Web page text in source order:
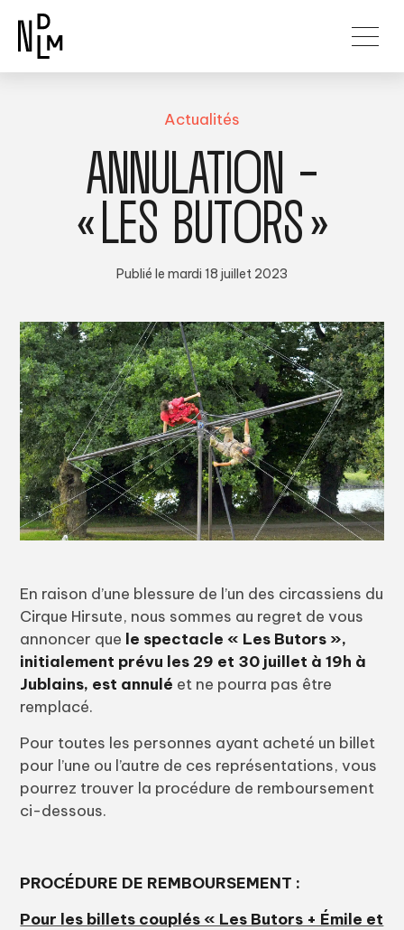
Actualités
ANNULATION –
« LES BUTORS »
Publié le mardi 18 juillet 2023
En raison d’une blessure de l’un des circassiens du
Cirque Hirsute, nous sommes au regret de vous
annoncer que le spectacle « Les Butors »,
initialement prévu les 29 et 30 juillet à 19h à
Jublains, est annulé et ne pourra pas être
remplacé.
Pour toutes les personnes ayant acheté un billet
pour l’une ou l’autre de ces représentations, vous
pourrez trouver la procédure de remboursement
ci-dessous.
PROCÉDURE DE REMBOURSEMENT :
Pour les billets couplés « Les Butors + Émile et